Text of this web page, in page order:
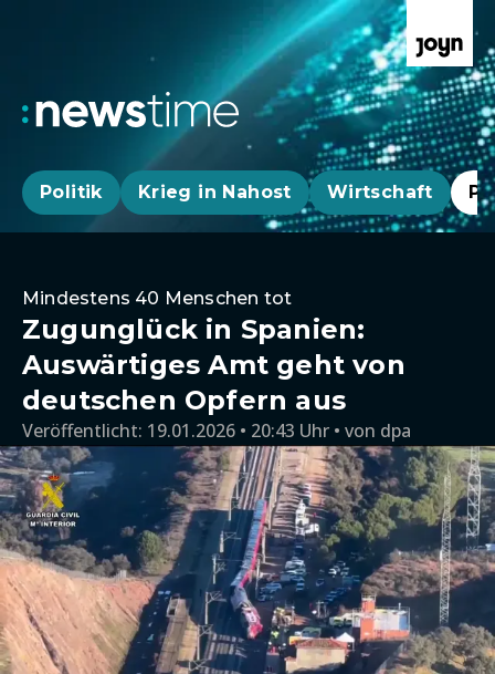
Politik Krieg in Nahost Wirtschaft
Mindestens 40 Menschen tot
Zugunglück in Spanien:
Auswärtiges Amt geht von
deutschen Opfern aus
Veröffentlicht: 19.01.2026 • 20:43 Uhr von dpa